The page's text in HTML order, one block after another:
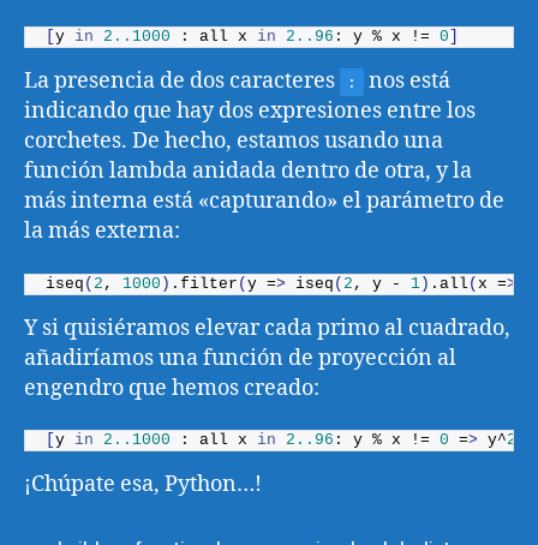
y in 2. .1000 : all x in 2. .96 : y % x != 0
La presencia de dos caracteres :
nos está
indicando que hay dos expresiones entre los
corchetes. De hecho, estamos usando una
función lambda anidada dentro de otra, y la
más interna está «capturando» el parámetro de
la más externa:
iseq ( 2 , 1000 ) . filter (y => iseq ( 2 , y - 1) . all (x =>
Y si quisiéramos elevar cada primo al cuadrado,
añadiríamos una función de proyección al
engendro que hemos creado:
y in 2. .1000 : all x in 2. .96 : y % x != 0 => y^2
¡Chúpate esa, Python…!